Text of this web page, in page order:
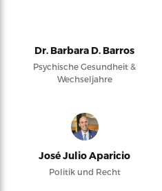
Dr. Barbara D. Barros
Psychische Gesundheit &
Wechseljahre
José Julio Aparicio
Politik und Recht